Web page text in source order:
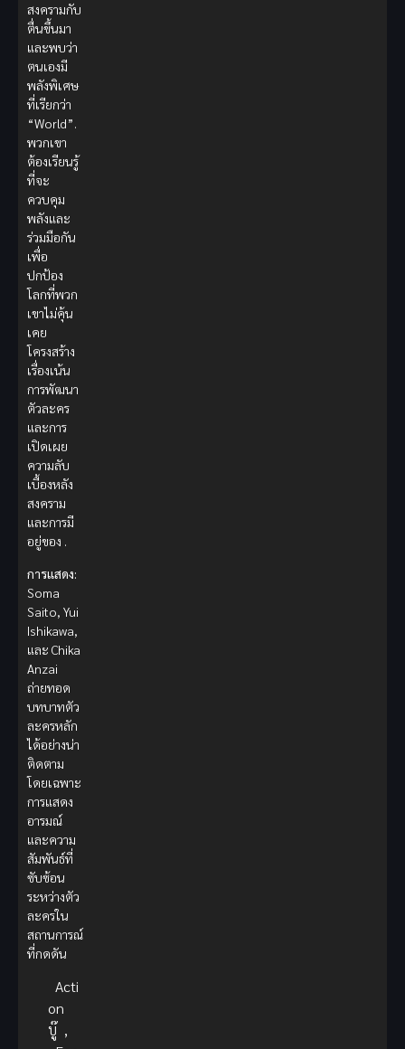
สงครามกับ
ตื่นขึ้นมา
และพบว่า
ตนเองมี
พลังพิเศษ
ที่เรียกว่า
“World”.
พวกเขา
ต้องเรียนรู้
ที่จะ
ควบคุม
พลังและ
ร่วมมือกัน
เพื่อ
ปกป้อง
โลกที่พวก
เขาไม่คุ้น
เคย
โครงสร้าง
เรื่องเน้น
การพัฒนา
ตัวละคร
และการ
เปิดเผย
ความลับ
เบื้องหลัง
สงคราม
และการมี
อยู่ของ .
การแสดง:
Soma
Saito, Yui
Ishikawa,
และ Chika
Anzai
ถ่ายทอด
บทบาทตัว
ละครหลัก
ได้อย่างน่า
ติดตาม
โดยเฉพาะ
การแสดง
อารมณ์
และความ
สัมพันธ์ที่
ซับซ้อน
ระหว่างตัว
ละครใน
สถานการณ์
ที่กดดัน
Acti
on
บู๊ ,